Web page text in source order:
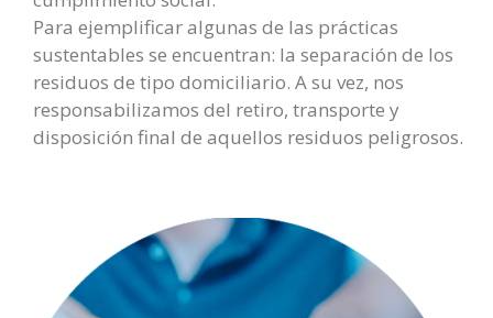
Para ejemplificar algunas de las prácticas
sustentables se encuentran: la separación de los
residuos de tipo domiciliario. A su vez, nos
responsabilizamos del retiro, transporte y
disposición final de aquellos residuos peligrosos.